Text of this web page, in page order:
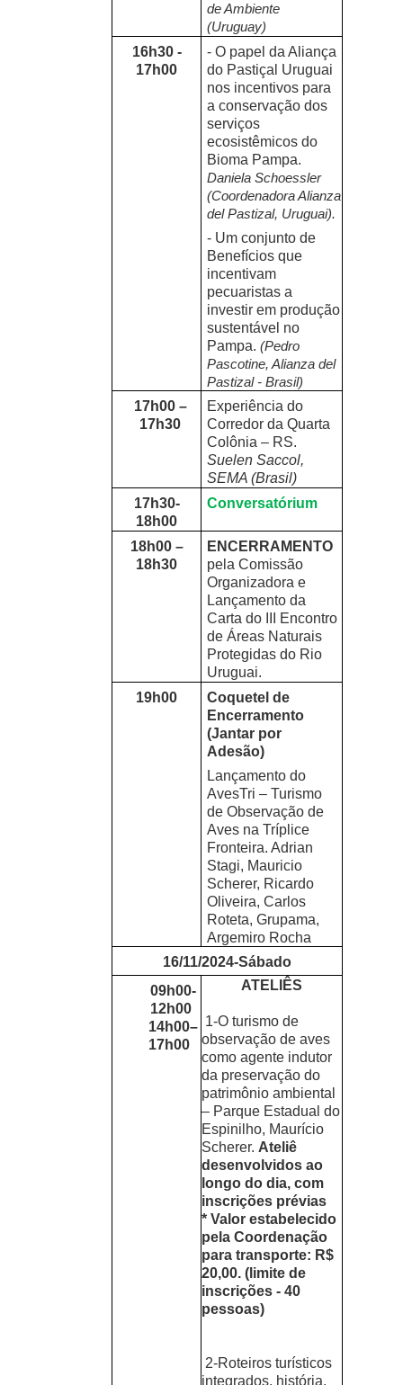
de Ambiente
(Uruguay)
16h30 -
17h00
- O papel da Aliança
do Pastiçal Uruguai
nos incentivos para
a conservação dos
serviços
ecosistêmicos do
Bioma Pampa.
Daniela Schoessler
(Coordenadora Alianza
del Pastizal, Uruguai).
- Um conjunto de
Benefícios que
incentivam
pecuaristas a
investir em produção
sustentável no
Pampa. (Pedro
Pascotine, Alianza del
Pastizal - Brasil)
17h00 –
17h30
Experiência do
Corredor da Quarta
Colônia – RS.
Suelen Saccol,
SEMA (Brasil)
17h30-
18h00
Conversatórium
18h00 –
18h30
ENCERRAMENTO
pela Comissão
Organizadora e
Lançamento da
Carta do III Encontro
de Áreas Naturais
Protegidas do Rio
Uruguai.
19h00
Coquetel de
Encerramento
(Jantar por
Adesão)
Lançamento do
AvesTri – Turismo
de Observação de
Aves na Tríplice
Fronteira. Adrian
Stagi, Mauricio
Scherer, Ricardo
Oliveira, Carlos
Roteta, Grupama,
Argemiro Rocha
16/11/2024-Sábado
09h00-
12h00
14h00–
17h00
ATELIÊS
1-O turismo de
observação de aves
como agente indutor
da preservação do
patrimônio ambiental
– Parque Estadual do
Espinilho, Maurício
Scherer. Ateliê
desenvolvidos ao
longo do dia, com
inscrições prévias
* Valor estabelecido
pela Coordenação
para transporte: R$
20,00. (limite de
inscrições - 40
pessoas)
2-Roteiros turísticos
integrados, história,